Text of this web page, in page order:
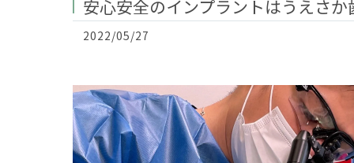
安心安全のインプラントはうえさ
2022/05/27